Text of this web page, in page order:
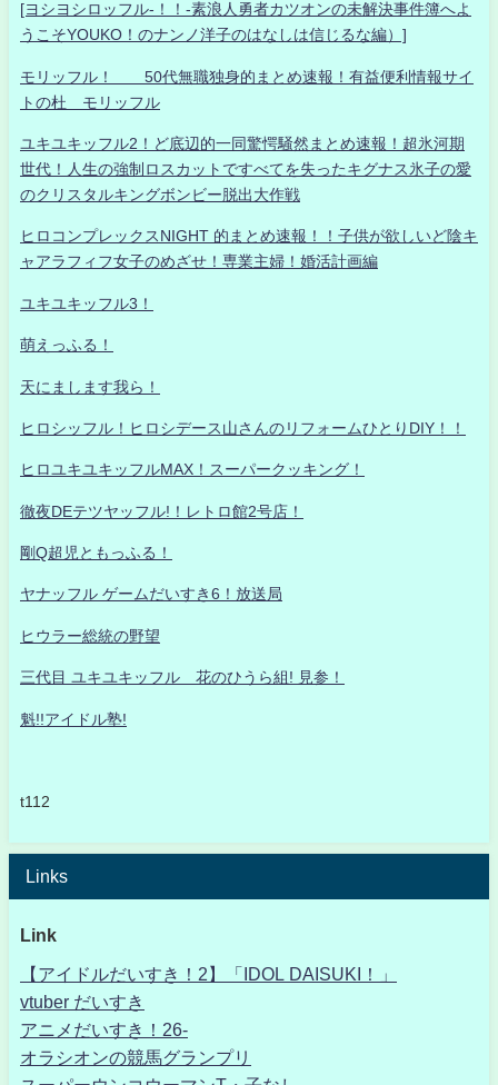
[ヨシヨシロッフル-！！-素浪人勇者カツオンの未解決事件簿へよ
うこそYOUKO！のナンノ洋子のはなしは信じるな編）]
モリッフル！ 50代無職独身的まとめ速報！有益便利情報サイ
トの杜 モリッフル
ユキユキッフル2！ど底辺的一同驚愕騒然まとめ速報！超氷河期
世代！人生の強制ロスカットですべてを失ったキグナス氷子の愛
のクリスタルキングボンビー脱出大作戦
ヒロコンプレックスNIGHT 的まとめ速報！！子供が欲しいど陰キ
ャアラフィフ女子のめざせ！専業主婦！婚活計画編
ユキユキッフル3！
萌えっふる！
天にまします我ら！
ヒロシッフル！ヒロシデース山さんのリフォームひとりDIY！！
ヒロユキユキッフルMAX！スーパークッキング！
徹夜DEテツヤッフル!！レトロ館2号店！
剛Q超児ともっふる！
ヤナッフル ゲームだいすき6！放送局
ヒウラー総統の野望
三代目 ユキユキッフル 花のひうら組! 見参！
魁!!アイドル塾!
t112
Links
Link
【アイドルだいすき！2】「IDOL DAISUKI！」
vtuber だいすき
アニメだいすき！26-
オラシオンの競馬グランプリ